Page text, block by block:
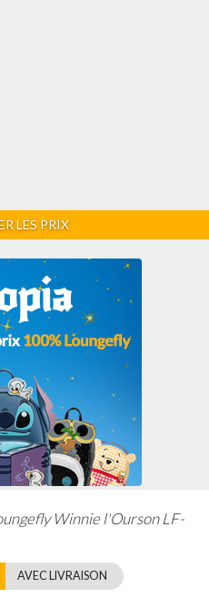
LES PRIX
Winnie l'Ourson LF-
AVEC LIVRAISON